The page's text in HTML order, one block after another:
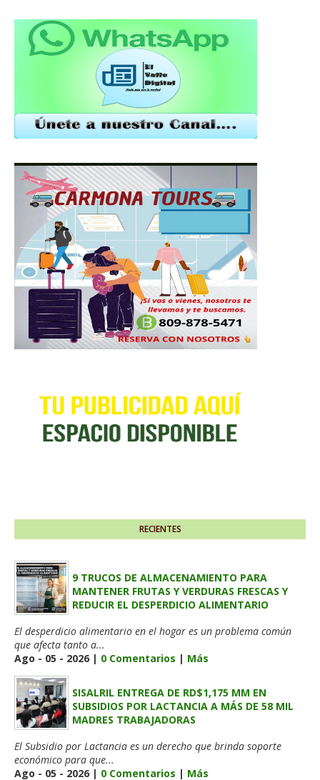
RECIENTES
9 TRUCOS DE ALMACENAMIENTO PARA
MANTENER FRUTAS Y VERDURAS FRESCAS Y
REDUCIR EL DESPERDICIO ALIMENTARIO
El desperdicio alimentario en el hogar es un problema común
que afecta tanto a...
Ago - 05 - 2026 | 0 Comentarios | Más
SISALRIL ENTREGA DE RD$1,175 MM EN
SUBSIDIOS POR LACTANCIA A MÁS DE 58 MIL
MADRES TRABAJADORAS
El Subsidio por Lactancia es un derecho que brinda soporte
económico para que...
Ago - 05 - 2026 | 0 Comentarios | Más